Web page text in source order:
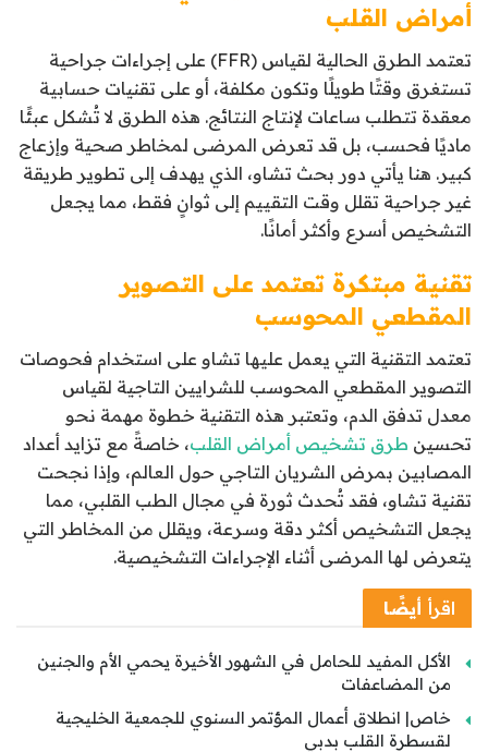
أمراض القلب
تعتمد الطرق الحالية لقياس (FFR) على إجراءات جراحية
تستغرق وقتًا طويلًا وتكون مكلفة، أو على تقنيات حسابية
معقدة تتطلب ساعات لإنتاج النتائج. هذه الطرق لا تُشكل عبئًا
ماديًا فحسب، بل قد تعرض المرضى لمخاطر صحية وإزعاج
كبير. هنا يأتي دور بحث تشاو، الذي يهدف إلى تطوير طريقة
غير جراحية تقلل وقت التقييم إلى ثوانٍ فقط، مما يجعل
التشخيص أسرع وأكثر أمانًا.
تقنية مبتكرة تعتمد على التصوير
المقطعي المحوسب
تعتمد التقنية التي يعمل عليها تشاو على استخدام فحوصات
التصوير المقطعي المحوسب للشرايين التاجية لقياس
معدل تدفق الدم، وتعتبر هذه التقنية خطوة مهمة نحو
تحسين طرق تشخيص أمراض القلب، خاصةً مع تزايد أعداد
المصابين بمرض الشريان التاجي حول العالم، وإذا نجحت
تقنية تشاو، فقد تُحدث ثورة في مجال الطب القلبي، مما
يجعل التشخيص أكثر دقة وسرعة، ويقلل من المخاطر التي
يتعرض لها المرضى أثناء الإجراءات التشخيصية.
اقرأ أيضًا
الأكل المفيد للحامل في الشهور الأخيرة يحمي الأم والجنين
من المضاعفات
خاص| انطلاق أعمال المؤتمر السنوي للجمعية الخليجية
لقسطرة القلب بدبي